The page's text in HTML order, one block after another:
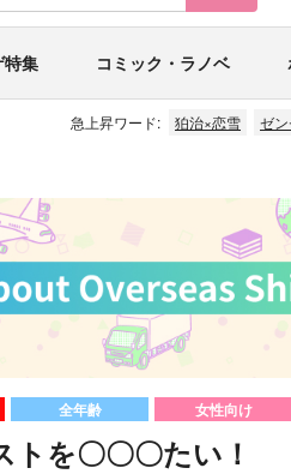
特集 コミック・ラノベ
急上昇ワード: 狛治×恋雪 ゼン
全年齢 女性向け
トを〇〇〇たい！